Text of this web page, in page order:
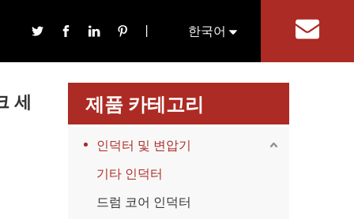
丨 한국어
English
세
제품 카테고리
인덕터 및 변압기
기타 인덕터
드럼 코어 인덕터